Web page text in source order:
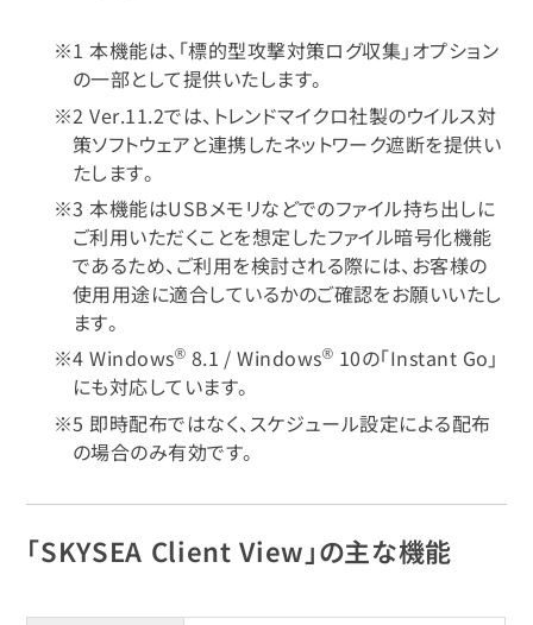
※1 本機能は、「標的型攻撃対策ログ収集」オプション
の一部として提供いたします。
※2 Ver.11.2では、トレンドマイクロ社製のウイルス対
策ソフトウェアと連携したネットワーク遮断を提供い
たします。
※3 本機能はUSBメモリなどでのファイル持ち出しに
ご利用いただくことを想定したファイル暗号化機能
であるため、ご利用を検討される際には、お客様の
使用用途に適合しているかのご確認をお願いいたし
ます。
※4 Windows® 8.1 / Windows® 10の「Instant Go」
にも対応しています。
※5 即時配布ではなく、スケジュール設定による配布
の場合のみ有効です。
「SKYSEA Client View」の主な機能